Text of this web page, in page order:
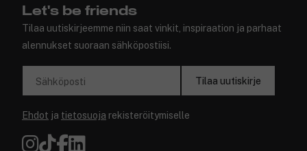
Let's be friends
Tilaa uutiskirjeemme niin saat vinkit, inspiraation ja parhaat
alennukset suoraan sähköpostiisi.
Sähköposti Tilaa uutiskirje
Ehdot ja tietosuoja rekisteröitymiselle